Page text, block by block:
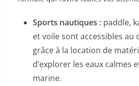
Sports nautiques : paddle,
et voile sont accessibles au
grâce à la location de
d’explorer les eaux calmes
marine.